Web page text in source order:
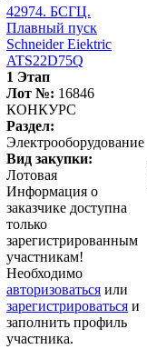
42974. БСГЦ.
Плавный пуск
Schneider Eiektric
ATS22D75Q
1 Этап
Лот №: 16846
КОНКУРС
Раздел:
Электрооборудование
Вид закупки:
Лотовая
Информация о
заказчике доступна
только
зарегистрированным
участникам!
Необходимо
авторизоваться или
зарегистрироваться и
заполнить профиль
участника.